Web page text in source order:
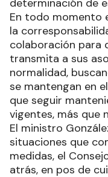
determinación de
En todo momento
la
colaboración para
transmita a sus
normalidad,
se mantengan en
que seguir
vigentes, más que
El ministro
situaciones que
medidas, el
atrás, en pos de